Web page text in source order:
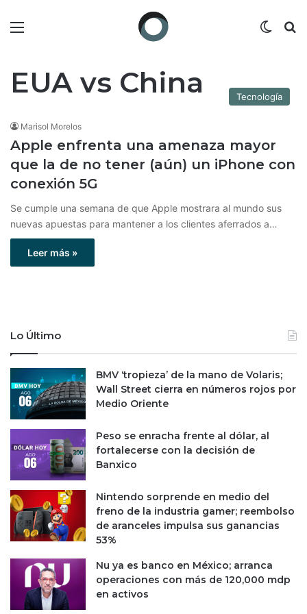
EUA vs China Tecnología
Marisol Morelos
Apple enfrenta una amenaza mayor
que la de no tener (aún) un iPhone con
conexión 5G
Se cumple una semana de que Apple mostrara al mundo sus
nuevas apuestas para mantener a los clientes aferrados a…
Leer más »
Lo Último
BMV ‘tropieza’ de la mano de Volaris;
Wall Street cierra en números rojos por
Medio Oriente
Peso se enracha frente al dólar, al
fortalecerse con la decisión de
Banxico
Nintendo sorprende en medio del
freno de la industria gamer; reembolso
de aranceles impulsa sus ganancias
53%
Nu ya es banco en México; arranca
operaciones con más de 120,000 mdp
en activos